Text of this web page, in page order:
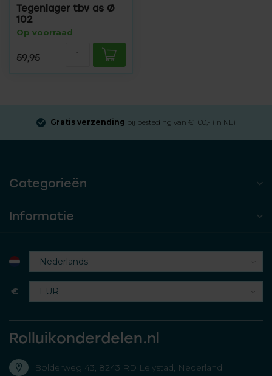
Tegenlager tbv as Ø
102
Op voorraad
59,95
Gratis verzending bij besteding van € 100,- (in NL)
Categorieën
Informatie
€
Rolluikonderdelen.nl
Bolderweg 43, 8243 RD Lelystad, Nederland